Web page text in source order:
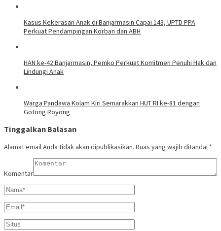
Kasus Kekerasan Anak di Banjarmasin Capai 143, UPTD PPA
Perkuat Pendampingan Korban dan ABH
HAN ke-42 Banjarmasin, Pemko Perkuat Komitmen Penuhi Hak dan
Lindungi Anak
Warga Pandawa Kolam Kiri Semarakkan HUT RI ke-81 dengan
Gotong Royong
Tinggalkan Balasan
Alamat email Anda tidak akan dipublikasikan. Ruas yang wajib ditandai *
Komentar